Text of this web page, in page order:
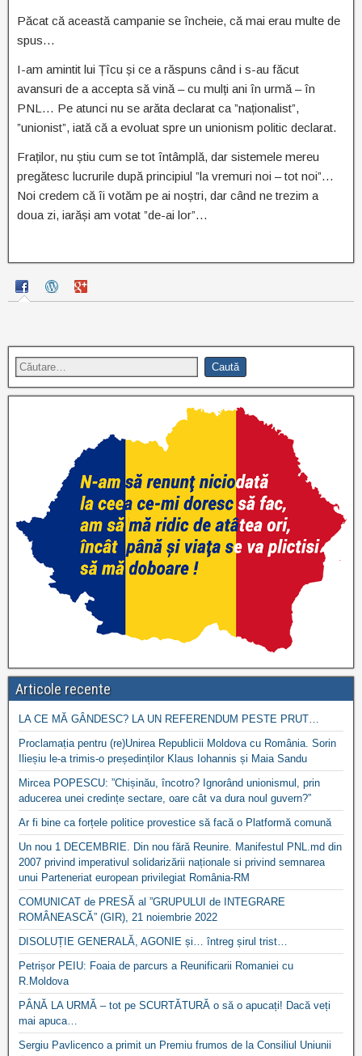
Păcat că această campanie se încheie, că mai erau multe de
spus…
I-am amintit lui Țîcu și ce a răspuns când i s-au făcut
avansuri de a accepta să vină – cu mulți ani în urmă – în
PNL… Pe atunci nu se arăta declarat ca ”naționalist”,
”unionist”, iată că a evoluat spre un unionism politic declarat.
Fraților, nu știu cum se tot întâmplă, dar sistemele mereu
pregătesc lucrurile după principiul ”la vremuri noi – tot noi”…
Noi credem că îi votăm pe ai noștri, dar când ne trezim a
doua zi, iarăși am votat ”de-ai lor”…
Articole recente
LA CE MĂ GÂNDESC? LA UN REFERENDUM PESTE PRUT…
Proclamația pentru (re)Unirea Republicii Moldova cu România. Sorin
Ilieșiu le-a trimis-o președinților Klaus Iohannis și Maia Sandu
Mircea POPESCU: ”Chișinău, încotro? Ignorând unionismul, prin
aducerea unei credințe sectare, oare cât va dura noul guvern?”
Ar fi bine ca forțele politice provestice să facă o Platformă comună
Un nou 1 DECEMBRIE. Din nou fără Reunire. Manifestul PNL.md din
2007 privind imperativul solidarizării naționale si privind semnarea
unui Parteneriat european privilegiat România-RM
COMUNICAT de PRESĂ al ”GRUPULUI de INTEGRARE
ROMÂNEASCĂ” (GIR), 21 noiembrie 2022
DISOLUȚIE GENERALĂ, AGONIE și… întreg șirul trist…
Petrișor PEIU: Foaia de parcurs a Reunificarii Romaniei cu
R.Moldova
PÂNĂ LA URMĂ – tot pe SCURTĂTURĂ o să o apucați! Dacă veți
mai apuca…
Sergiu Pavlicenco a primit un Premiu frumos de la Consiliul Uniunii